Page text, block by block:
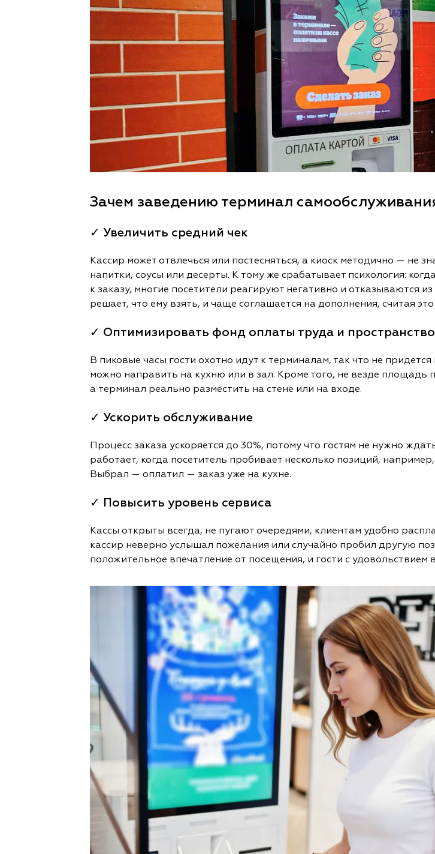
Зачем заведению терминал
✓ Увеличить средний чек
Кассир может отвлечься или постесняться, а киоск методично — не
напитки, соусы или десерты. К тому же срабатывает психология:
к заказу, многие посетители реагируют негативно и отказываются
решает, что ему взять, и чаще соглашается на дополнения, считая
✓ Оптимизировать фонд оплаты труда и пространство
В пиковые часы гости охотно идут к терминалам, так что не
можно направить на кухню или в зал. Кроме того, не везде площадь
а терминал реально разместить на стене или на входе.
✓ Ускорить обслуживание
Процесс заказа ускоряется до 30%, потому что гостям не нужно
работает, когда посетитель пробивает несколько позиций,
Выбрал — оплатил — заказ уже на кухне.
✓ Повысить уровень сервиса
Кассы открыты всегда, не пугают очередями, клиентам удобно
кассир неверно услышал пожелания или случайно пробил другую
положительное впечатление от посещения, и гости с удовольствием